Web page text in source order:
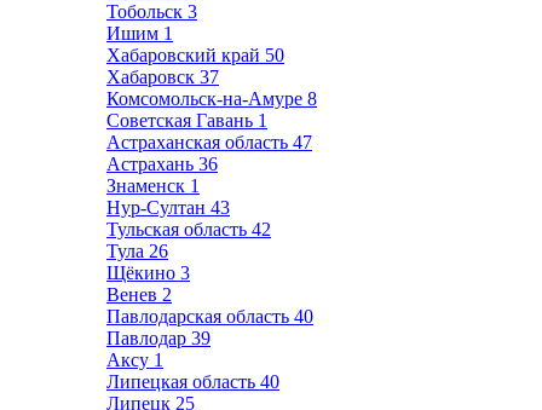
Тобольск 3
Ишим 1
Хабаровский край 50
Хабаровск 37
Комсомольск-на-Амуре 8
Советская Гавань 1
Астраханская область 47
Астрахань 36
Знаменск 1
Нур-Султан 43
Тульская область 42
Тула 26
Щёкино 3
Венев 2
Павлодарская область 40
Павлодар 39
Аксу 1
Липецкая область 40
Липецк 25